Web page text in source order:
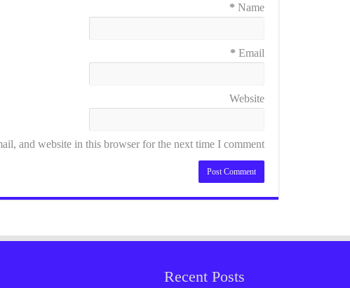
Name
*
Email
*
Website
and website in this browser for the next time I comment.
Recent Posts